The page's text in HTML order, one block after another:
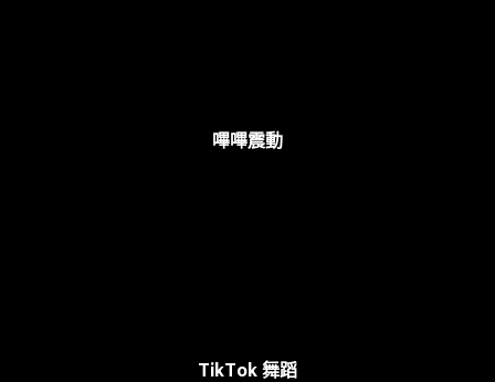
嗶嗶震動
TikTok 舞蹈